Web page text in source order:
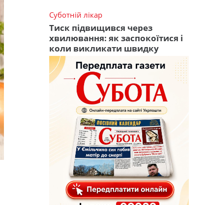
Суботній лікар
Тиск підвищився через
хвилювання: як заспокоїтися і
коли викликати швидку